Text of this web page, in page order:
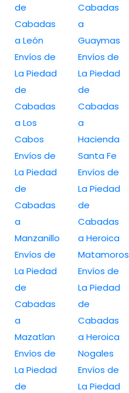
de
Cabadas
a León
Envíos de
La Piedad
de
Cabadas
a Los
Cabos
Envíos de
La Piedad
de
Cabadas
a
Manzanillo
Envíos de
La Piedad
de
Cabadas
a
Mazatlan
Envíos de
La Piedad
de
Cabadas
a
Guaymas
Envíos de
La Piedad
de
Cabadas
a
Hacienda
Santa Fe
Envíos de
La Piedad
de
Cabadas
a Heroica
Matamoros
Envíos de
La Piedad
de
Cabadas
a Heroica
Nogales
Envíos de
La Piedad